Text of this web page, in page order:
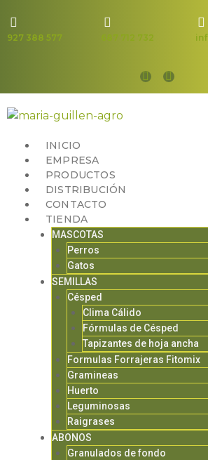
927 388 577 687 712 732
INICIO
EMPRESA
PRODUCTOS
DISTRIBUCIÓN
CONTACTO
TIENDA
MASCOTAS
Perros
Gatos
SEMILLAS
Césped
Clima Cálido
Fórmulas de Césped
Tapizantes de hoja ancha
Formulas Forrajeras Fitomix
Gramineas
Huerto
Leguminosas
Raigrases
ABONOS
Granulados de fondo